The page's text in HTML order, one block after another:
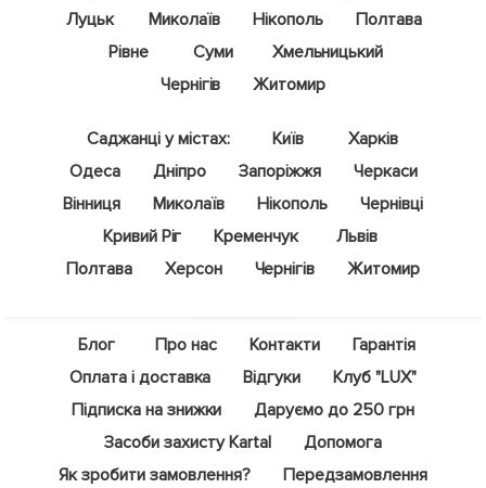
Луцьк
Миколаїв Нікополь
Полтава
Рівне
Суми
Хмельницький
Чернігів
Житомир
Саджанці у містах: Київ
Харків
Одеса
Дніпро Запоріжжя
Черкаси
Вінниця
Миколаїв Нікополь
Чернівці
Кривий Ріг
Кременчук
Львів
Полтава
Херсон Чернігів Житомир
Блог Про нас Контакти
Гарантія
Оплата і доставка
Відгуки
Клуб "LUX"
Підписка на знижки
Даруємо до 250 грн
Засоби захисту Kartal
Допомога
Як зробити замовлення?
Передзамовлення